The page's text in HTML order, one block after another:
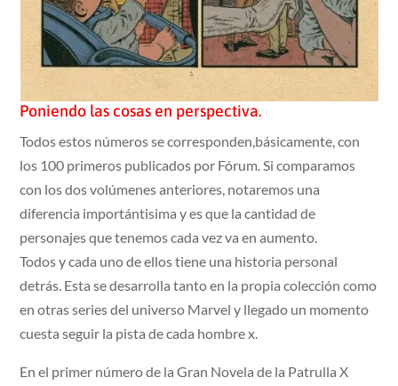
Poniendo las cosas en perspectiva.
Todos estos números se corresponden,básicamente, con
los 100 primeros publicados por Fórum. Si comparamos
con los dos volúmenes anteriores, notaremos una
diferencia importántisima y es que la cantidad de
personajes que tenemos cada vez va en aumento.
Todos y cada uno de ellos tiene una historia personal
detrás. Esta se desarrolla tanto en la propia colección como
en otras series del universo Marvel y llegado un momento
cuesta seguir la pista de cada hombre x.
En el primer número de la Gran Novela de la Patrulla X